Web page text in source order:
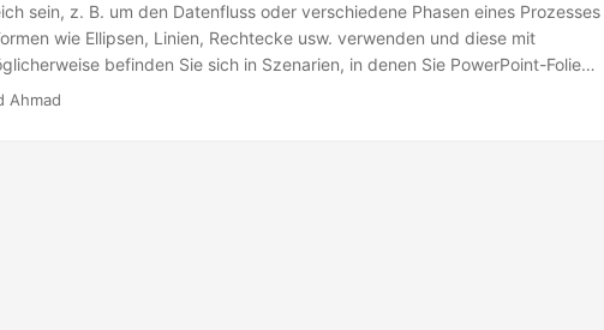
sein, z. B. um den Datenfluss oder verschiedene Phasen eines Prozesses
wie Ellipsen, Linien, Rechtecke usw. verwenden und diese mit
befinden Sie sich in Szenarien, in denen Sie PowerPoint-Folien
hinzufügen müssen. Zu diesem Zweck lernen Sie in diesem Artikel, wie
Ahmad